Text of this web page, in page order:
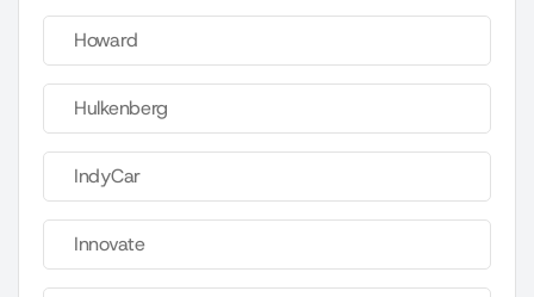
Howard
Hulkenberg
IndyCar
Innovate